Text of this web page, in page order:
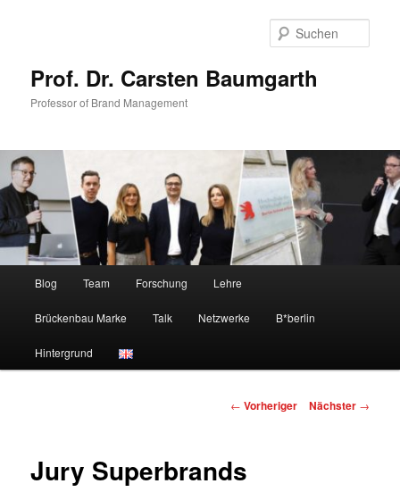
Prof. Dr. Carsten Baumgarth
Professor of Brand Management
Blog Team Forschung Lehre
Brückenbau Marke Talk Netzwerke B*berlin
Hintergrund
Beitragsnavigation
← Vorheriger Nächster →
Jury Superbrands